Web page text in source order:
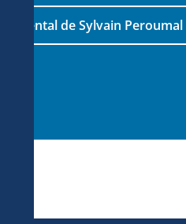
de Sylvain Peroumal